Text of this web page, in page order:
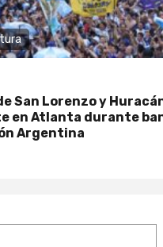
San Lorenzo y
en Atlanta durante
Argentina